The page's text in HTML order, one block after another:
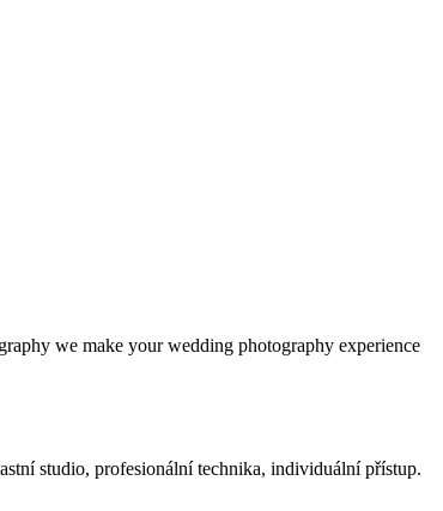
we make your wedding photography experience
studio, profesionální technika, individuální přístup.